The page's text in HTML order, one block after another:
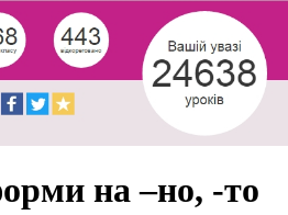
на –но, -то